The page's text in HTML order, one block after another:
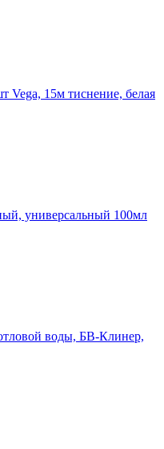
Vega, 15м тиснение, белая
универсальный 100мл
воды, БВ-Клинер,